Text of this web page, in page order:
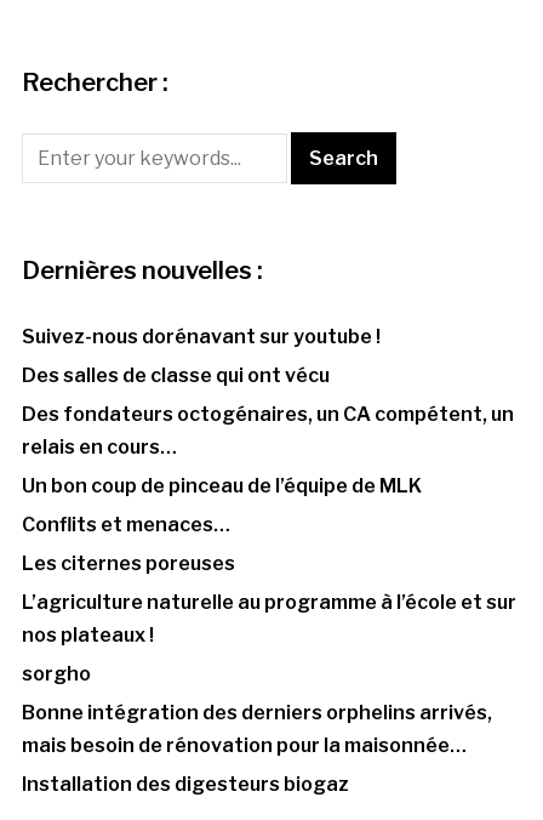
Rechercher :
Dernières nouvelles :
Suivez-nous dorénavant sur youtube !
Des salles de classe qui ont vécu
Des fondateurs octogénaires, un CA compétent, un
relais en cours…
Un bon coup de pinceau de l’équipe de MLK
Conflits et menaces…
Les citernes poreuses
L’agriculture naturelle au programme à l’école et sur
nos plateaux !
sorgho
Bonne intégration des derniers orphelins arrivés,
mais besoin de rénovation pour la maisonnée…
Installation des digesteurs biogaz